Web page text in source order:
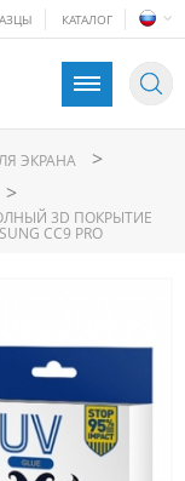
КАТАЛОГ
ЭКРАНА >
>
3D ПОКРЫТИЕ
CC9 PRO